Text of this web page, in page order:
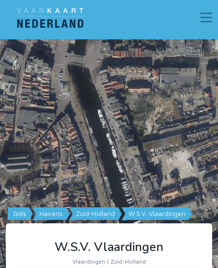
Gids Havens Zuid-Holland W.S.V. Vlaardingen
W.S.V. Vlaardingen
Vlaardingen | Zuid-Holland